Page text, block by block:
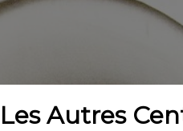
Les Autres